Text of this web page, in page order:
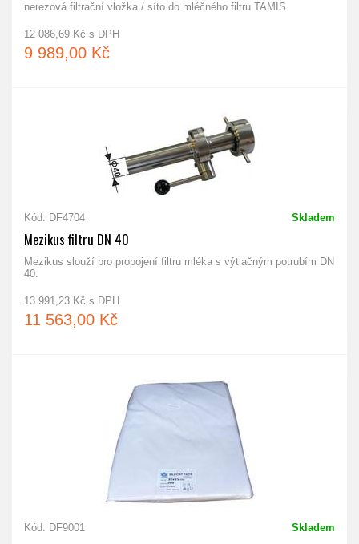
nerezová filtrační vložka / síto do mléčného filtru TAMIS
12 086,69 Kč s DPH
9 989,00 Kč
Kód: DF4704 Skladem
Mezikus filtru DN 40
Mezikus slouží pro propojení filtru mléka s výtlačným potrubím DN
40.
13 991,23 Kč s DPH
11 563,00 Kč
Kód: DF9001 Skladem